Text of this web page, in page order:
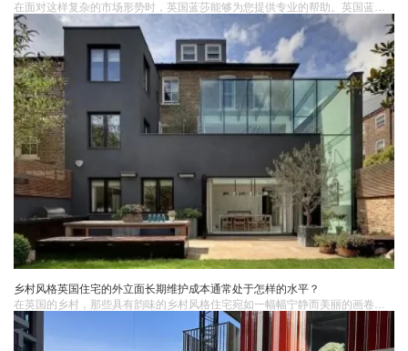
乡村风格英国住宅的外立面长期维护成本通常处于怎样的水平？